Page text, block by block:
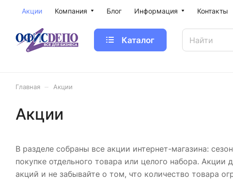
Акции Компания Блог Информация Контакты
Каталог
Главная Акции
Акции
В разделе собраны все акции интернет-магазина:
покупке отдельного товара или целого набора.
акций и не забывайте о том, что количество товара